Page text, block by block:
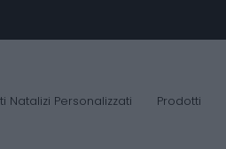
Natalizi Personalizzati Prodotti